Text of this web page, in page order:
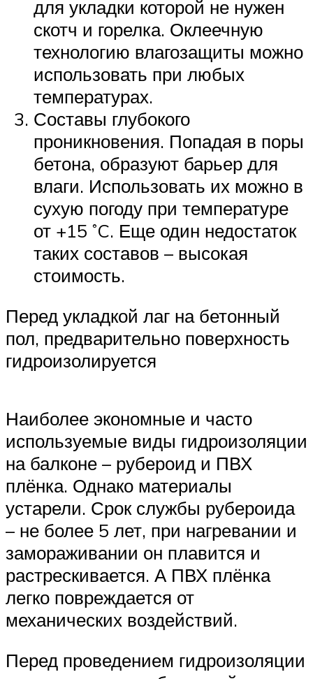
для укладки которой не нужен
скотч и горелка. Оклеечную
технологию влагозащиты можно
использовать при любых
температурах.
Составы глубокого
проникновения. Попадая в поры
бетона, образуют барьер для
влаги. Использовать их можно в
сухую погоду при температуре
от +15 ˚C. Еще один недостаток
таких составов – высокая
стоимость.
Перед укладкой лаг на бетонный
пол, предварительно поверхность
гидроизолируется
Наиболее экономные и часто
используемые виды гидроизоляции
на балконе – рубероид и ПВХ
плёнка. Однако материалы
устарели. Срок службы рубероида
– не более 5 лет, при нагревании и
замораживании он плавится и
растрескивается. А ПВХ плёнка
легко повреждается от
механических воздействий.
Перед проведением гидроизоляции